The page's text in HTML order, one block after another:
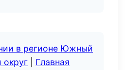
в регионе Южный
округ
Главная